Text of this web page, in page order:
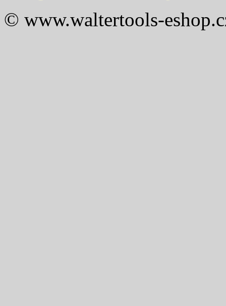
© www.waltertools-